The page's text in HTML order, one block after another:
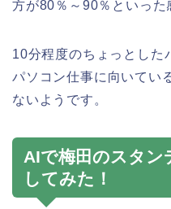
方が80％～90％といった
10分程度のちょっとした
パソコン仕事に向いてい
ないようです。
AIで梅田のスタン
してみた！